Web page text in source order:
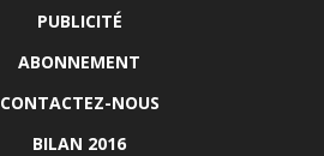
PUBLICITÉ
ABONNEMENT
CONTACTEZ-NOUS
BILAN 2016